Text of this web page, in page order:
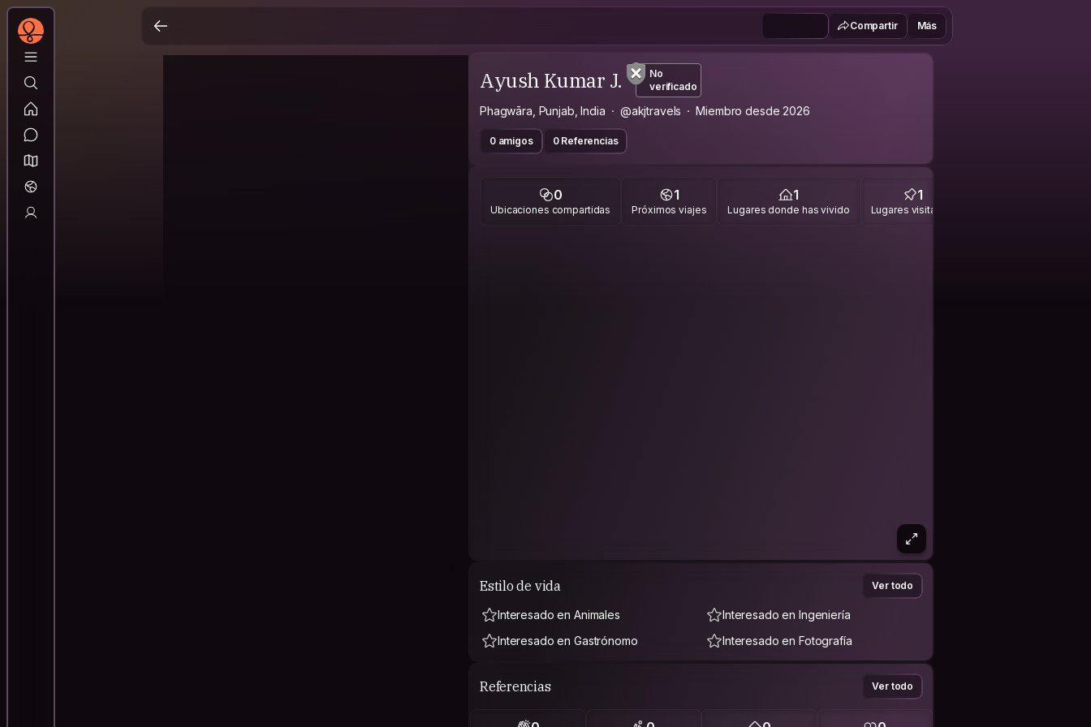
Compartir Más
Ayush Kumar J.
No
verificado
Phagwāra, Punjab, India @akjtravels Miembro desde 2026
0 amigos 0 Referencias
0
Ubicaciones compartidas
1
Próximos viajes
1
Lugares donde has vivido
1
Lugares visitados
Estilo de vida Ver todo
Interesado en Animales
Interesado en Ingeniería
Interesado en Gastrónomo
Interesado en Fotografía
Referencias Ver todo